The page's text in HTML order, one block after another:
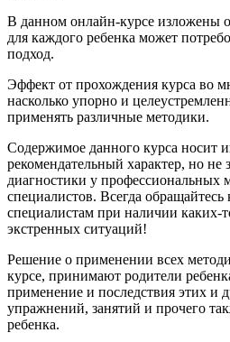
В данном онлайн-курсе изложены
для каждого ребенка может
подход.
Эффект от прохождения курса во
насколько упорно и
применять различные методики.
Содержимое данного курса носит
рекомендательный характер, но не
диагностики у профессиональных
специалистов. Всегда
специалистам при наличии каких-
экстренных ситуаций!
Решение о применении всех
курсе, принимают родители
применение и последствия этих и
упражнений, занятий и прочего
ребенка.